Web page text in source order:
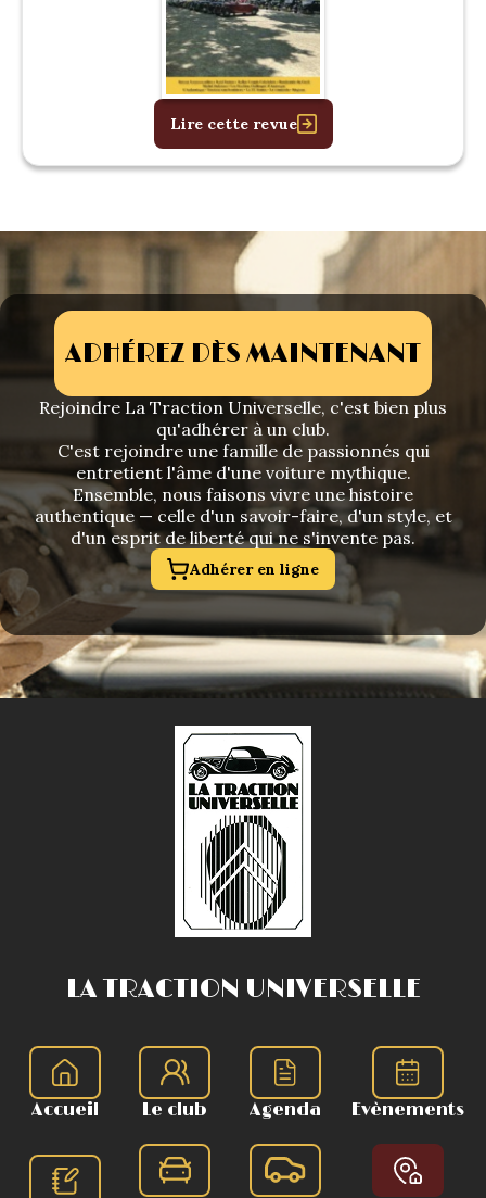
Lire cette revue
ADHÉREZ DÈS MAINTENANT
Rejoindre La Traction Universelle, c'est bien plus
qu'adhérer à un club.
C'est rejoindre une famille de passionnés qui
entretient l'âme d'une voiture mythique.
Ensemble, nous faisons vivre une histoire
authentique — celle d'un savoir-faire, d'un style, et
d'un esprit de liberté qui ne s'invente pas.
Adhérer en ligne
LA TRACTION UNIVERSELLE
Accueil Le club Agenda Evènements